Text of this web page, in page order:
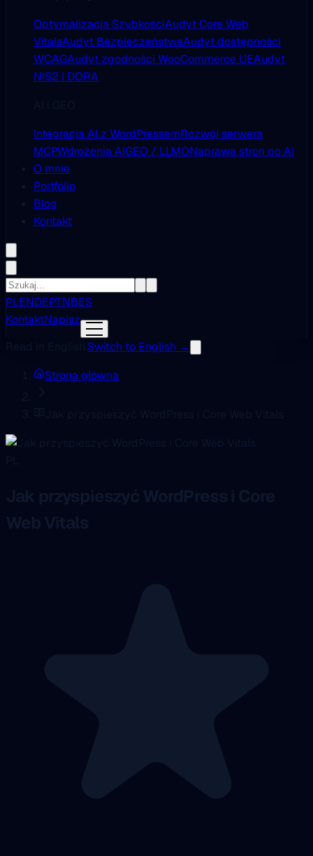
Optymalizacja SzybkościAudyt Core Web
VitalsAudyt BezpieczeństwaAudyt dostępności
WCAGAudyt zgodności WooCommerce UEAudyt
NIS2 i DORA
Integracja AI z WordPressemRozwój serwera
MCPWdrożenia AIGEO / LLMONaprawa stron po AI
O mnie
Portfolio
Blog
Kontakt
PLENDEPTNBES
KontaktNapisz
Switch to English →
Strona główna